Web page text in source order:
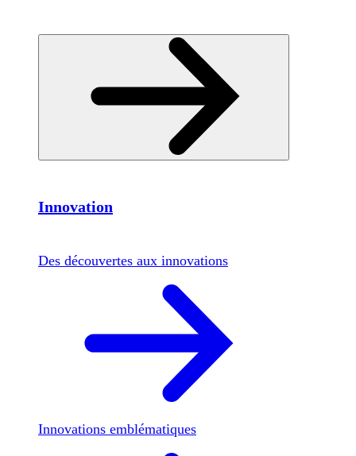
Innovation
Des découvertes aux innovations
Innovations emblématiques